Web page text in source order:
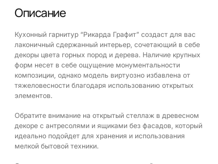
Описание
Кухонный гарнитур “Рикарда Графит” создаст для вас
лаконичный сдержанный интерьер, сочетающий в себе
декоры цвета горных пород и дерева. Наличие крупных
форм несет в себе ощущение монументальности
композиции, однако модель виртуозно избавлена от
тяжеловесности благодаря использованию открытых
элементов.
Обратите внимание на открытый стеллаж в древесном
декоре с антресолями и ящиками без фасадов, который
идеально подойдет для хранения и использования
мелкой бытовой техники.